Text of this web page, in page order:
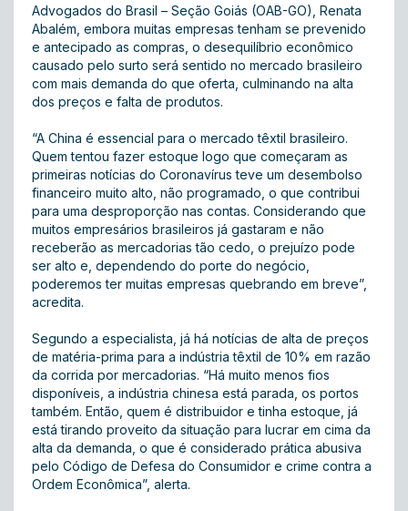
Advogados do Brasil – Seção Goiás (OAB-GO), Renata
Abalém, embora muitas empresas tenham se prevenido
e antecipado as compras, o desequilíbrio econômico
causado pelo surto será sentido no mercado brasileiro
com mais demanda do que oferta, culminando na alta
dos preços e falta de produtos.
“A China é essencial para o mercado têxtil brasileiro.
Quem tentou fazer estoque logo que começaram as
primeiras notícias do Coronavírus teve um desembolso
financeiro muito alto, não programado, o que contribui
para uma desproporção nas contas. Considerando que
muitos empresários brasileiros já gastaram e não
receberão as mercadorias tão cedo, o prejuízo pode
ser alto e, dependendo do porte do negócio,
poderemos ter muitas empresas quebrando em breve”,
acredita.
Segundo a especialista, já há notícias de alta de preços
de matéria-prima para a indústria têxtil de 10% em razão
da corrida por mercadorias. “Há muito menos fios
disponíveis, a indústria chinesa está parada, os portos
também. Então, quem é distribuidor e tinha estoque, já
está tirando proveito da situação para lucrar em cima da
alta da demanda, o que é considerado prática abusiva
pelo Código de Defesa do Consumidor e crime contra a
Ordem Econômica”, alerta.